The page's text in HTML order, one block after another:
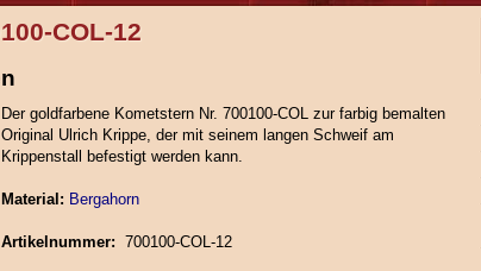
Der goldfarbene Kometstern Nr. 700100-COL zur farbig bemalten
Original Ulrich Krippe, der mit seinem langen Schweif am
Krippenstall befestigt werden kann.
Material: Bergahorn
Artikelnummer: 700100‑COL‑12